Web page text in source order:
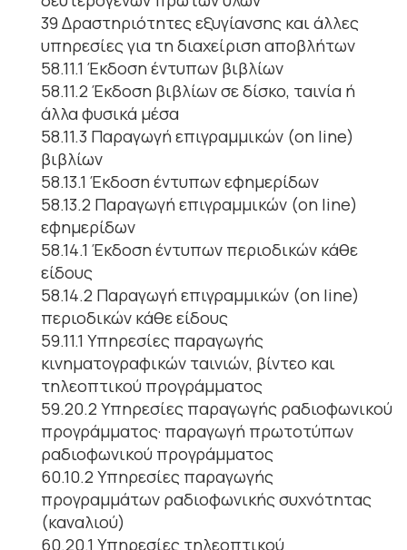
39 Δραστηριότητες εξυγίανσης και άλλες
υπηρεσίες για τη διαχείριση αποβλήτων
58.11.1 Έκδοση έντυπων βιβλίων
58.11.2 Έκδοση βιβλίων σε δίσκο, ταινία ή
άλλα φυσικά μέσα
58.11.3 Παραγωγή επιγραμμικών (on line)
βιβλίων
58.13.1 Έκδοση έντυπων εφημερίδων
58.13.2 Παραγωγή επιγραμμικών (on line)
εφημερίδων
58.14.1 Έκδοση έντυπων περιοδικών κάθε
είδους
58.14.2 Παραγωγή επιγραμμικών (on line)
περιοδικών κάθε είδους
59.11.1 Υπηρεσίες παραγωγής
κινηματογραφικών ταινιών, βίντεο και
τηλεοπτικού προγράμματος
59.20.2 Υπηρεσίες παραγωγής ραδιοφωνικού
προγράμματος· παραγωγή πρωτοτύπων
ραδιοφωνικού προγράμματος
60.10.2 Υπηρεσίες παραγωγής
προγραμμάτων ραδιοφωνικής συχνότητας
(καναλιού)
60.20.1 Υπηρεσίες τηλεοπτικού